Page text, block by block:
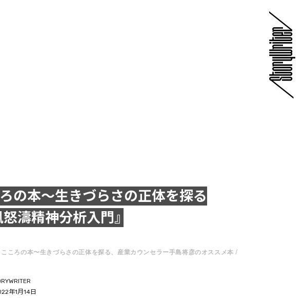
ろの本〜生きづらさの正体を探る
濤精神分析入門』
こころの本〜生きづらさの正体を探る、産業カウンセラー手島将彦のオススメ本
年1月14日